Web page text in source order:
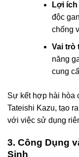
Lợi
độc
chống
Vai trò
năng
cung
Sự kết hợp hài hòa
Tateishi Kazu, tạo
với việc sử dụng
3. Công Dụng
Sinh